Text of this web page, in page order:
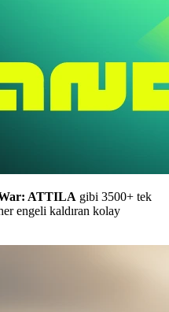
ATTILA gibi 3500+ tek
engeli kaldıran kolay